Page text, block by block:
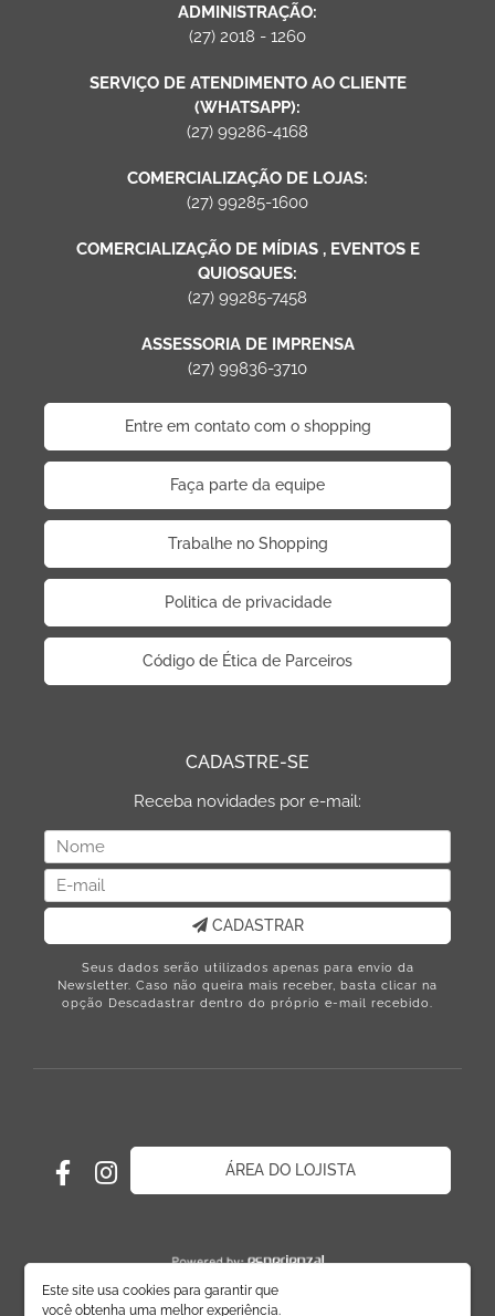
Este site usa cookies para garantir que
você obtenha uma melhor experiência.
ADMINISTRAÇÃO:
(27) 2018 - 1260
SERVIÇO DE ATENDIMENTO AO CLIENTE
(WHATSAPP):
(27) 99286-4168
COMERCIALIZAÇÃO DE LOJAS:
(27) 99285-1600
COMERCIALIZAÇÃO DE MÍDIAS , EVENTOS E
QUIOSQUES:
(27) 99285-7458
ASSESSORIA DE IMPRENSA
(27) 99836-3710
Entre em contato com o shopping
Faça parte da equipe
Trabalhe no Shopping
Politica de privacidade
Código de Ética de Parceiros
CADASTRE-SE
Receba novidades por e-mail:
CADASTRAR
Seus dados serão utilizados apenas para envio da
Newsletter. Caso não queira mais receber, basta clicar na
opção Descadastrar dentro do próprio e-mail recebido.
ÁREA DO LOJISTA